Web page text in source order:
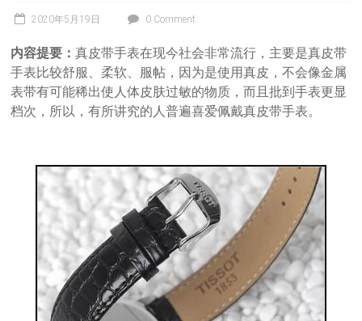
2020年5月19日 0 Comment
内容提要：真皮带手表在现今社会非常流行，主要是真皮带
手表比较舒服、柔软、服帖，因为是使用真皮，不会像金属
表带有可能稀出使人体皮肤过敏的物质，而且批到手表更显
档次，所以，有所讲究的人普遍喜爱佩戴真皮带手表。